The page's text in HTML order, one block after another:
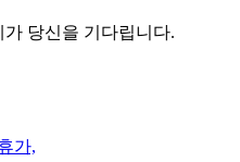
당신을 기다립니다.
가,